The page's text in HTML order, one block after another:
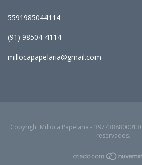
5591985044114
(91) 98504-4114
millocapapelaria@gmail.com
Copyright Milloca Papelaria -
reservados.